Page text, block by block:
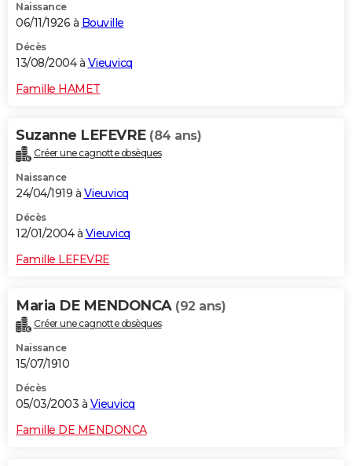
Naissance
06/11/1926 à Bouville
Décès
13/08/2004 à Vieuvicq
Famille HAMET
Suzanne LEFEVRE (84 ans)
Créer une cagnotte obsèques
Naissance
24/04/1919 à Vieuvicq
Décès
12/01/2004 à Vieuvicq
Famille LEFEVRE
Maria DE MENDONCA (92 ans)
Créer une cagnotte obsèques
Naissance
15/07/1910
Décès
05/03/2003 à Vieuvicq
Famille DE MENDONCA